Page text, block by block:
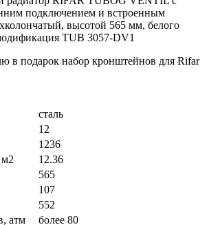
подключением и встроенным
высотой 565 мм, белого
TUB 3057-DV1
в подарок набор кронштейнов для Rifar
сталь
12
1236
м2
12.36
565
107
552
атм
более 80